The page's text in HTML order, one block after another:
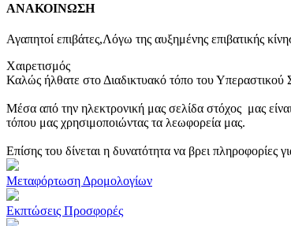
ΑΝΑΚΟΙΝΩΣΗ
Αγαπητοί επιβάτες,Λόγω της αυξημένης επιβατικής
Χαιρετισμός
Καλώς ήλθατε στο Διαδικτυακό τόπο του
Μέσα από την ηλεκτρονική μας σελίδα στόχος μας
τόπου μας χρησιμοποιώντας τα λεωφορεία μας.
Επίσης του δίνεται η δυνατότητα να βρει πληροφορίες
Μεταφόρτωση Δρομολογίων
Εκπτώσεις Προσφορές